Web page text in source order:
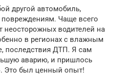
другой автомобиль,
Чаще всего
неосторожных водителей на
в регионах с влажным
последствия ДТП. Я сам
аварию, и пришлось
Это был ценный опыт!